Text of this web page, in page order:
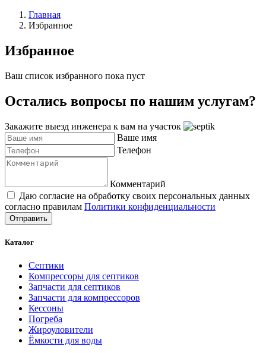
Главная
Избранное
Избранное
Ваш список избранного пока пуст
Остались вопросы по нашим услугам?
Закажите выезд инженера к вам на участок
Ваше имя
Телефон
Комментарий
Даю согласие на обработку своих персональных данных
согласно правилам Политики конфиденциальности
Отправить
Каталог
Септики
Компрессоры для септиков
Запчасти для септиков
Запчасти для компрессоров
Кессоны
Погреба
Жироуловители
Ёмкости для воды